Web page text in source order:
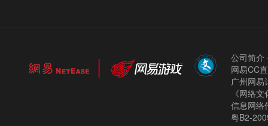
公司简介
网易CC
广州网
《网络
信息网络
粤B2-